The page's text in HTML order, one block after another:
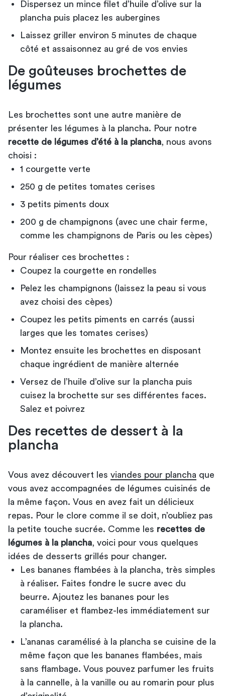
Dispersez un mince filet d’huile d’olive sur la
plancha puis placez les aubergines
Laissez griller environ 5 minutes de chaque
côté et assaisonnez au gré de vos envies
De goûteuses brochettes de
légumes
Les brochettes sont une autre manière de
présenter les légumes à la plancha. Pour notre
recette de légumes d’été à la plancha , nous avons
choisi :
1 courgette verte
250 g de petites tomates cerises
3 petits piments doux
200 g de champignons (avec une chair ferme,
comme les champignons de Paris ou les cèpes)
Pour réaliser ces brochettes :
Coupez la courgette en rondelles
Pelez les champignons (laissez la peau si vous
avez choisi des cèpes)
Coupez les petits piments en carrés (aussi
larges que les tomates cerises)
Montez ensuite les brochettes en disposant
chaque ingrédient de manière alternée
Versez de l’huile d’olive sur la plancha puis
cuisez la brochette sur ses différentes faces.
Salez et poivrez
Des recettes de dessert à la
plancha
Vous avez découvert les viandes pour plancha que
vous avez accompagnées de légumes cuisinés de
la même façon. Vous en avez fait un délicieux
repas. Pour le clore comme il se doit, n’oubliez pas
la petite touche sucrée. Comme les recettes de
légumes à la plancha , voici pour vous quelques
idées de desserts grillés pour changer.
Les bananes flambées à la plancha, très simples
à réaliser. Faites fondre le sucre avec du
beurre. Ajoutez les bananes pour les
caraméliser et flambez-les immédiatement sur
la plancha.
L’ananas caramélisé à la plancha se cuisine de la
même façon que les bananes flambées, mais
sans flambage. Vous pouvez parfumer les fruits
à la cannelle, à la vanille ou au romarin pour plus